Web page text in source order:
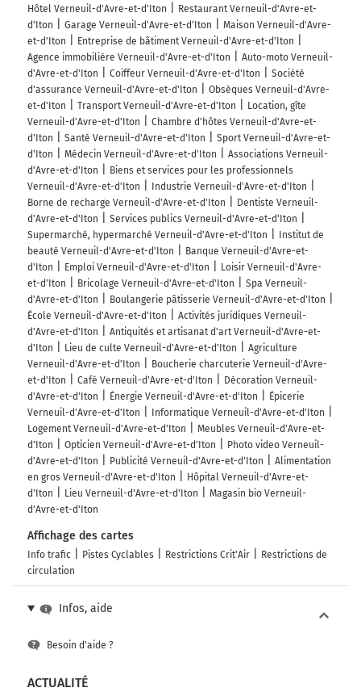
Hôtel Verneuil-d'Avre-et-d'Iton
Restaurant Verneuil-d'Avre-et-
d'Iton
Garage Verneuil-d'Avre-et-d'Iton
Maison Verneuil-d'Avre-
et-d'Iton
Entreprise de bâtiment Verneuil-d'Avre-et-d'Iton
Agence immobilière Verneuil-d'Avre-et-d'Iton
Auto-moto Verneuil-
d'Avre-et-d'Iton
Coiffeur Verneuil-d'Avre-et-d'Iton
Société
d'assurance Verneuil-d'Avre-et-d'Iton
Obsèques Verneuil-d'Avre-
et-d'Iton
Transport Verneuil-d'Avre-et-d'Iton
Location, gîte
Verneuil-d'Avre-et-d'Iton
Chambre d'hôtes Verneuil-d'Avre-et-
d'Iton
Santé Verneuil-d'Avre-et-d'Iton
Sport Verneuil-d'Avre-et-
d'Iton
Médecin Verneuil-d'Avre-et-d'Iton
Associations Verneuil-
d'Avre-et-d'Iton
Biens et services pour les professionnels
Verneuil-d'Avre-et-d'Iton
Industrie Verneuil-d'Avre-et-d'Iton
Borne de recharge Verneuil-d'Avre-et-d'Iton
Dentiste Verneuil-
d'Avre-et-d'Iton
Services publics Verneuil-d'Avre-et-d'Iton
Supermarché, hypermarché Verneuil-d'Avre-et-d'Iton
Institut de
beauté Verneuil-d'Avre-et-d'Iton
Banque Verneuil-d'Avre-et-
d'Iton
Emploi Verneuil-d'Avre-et-d'Iton
Loisir Verneuil-d'Avre-
et-d'Iton
Bricolage Verneuil-d'Avre-et-d'Iton
Spa Verneuil-
d'Avre-et-d'Iton
Boulangerie pâtisserie Verneuil-d'Avre-et-d'Iton
École Verneuil-d'Avre-et-d'Iton
Activités juridiques Verneuil-
d'Avre-et-d'Iton
Antiquités et artisanat d'art Verneuil-d'Avre-et-
d'Iton
Lieu de culte Verneuil-d'Avre-et-d'Iton
Agriculture
Verneuil-d'Avre-et-d'Iton
Boucherie charcuterie Verneuil-d'Avre-
et-d'Iton
Café Verneuil-d'Avre-et-d'Iton
Décoration Verneuil-
d'Avre-et-d'Iton
Énergie Verneuil-d'Avre-et-d'Iton
Épicerie
Verneuil-d'Avre-et-d'Iton
Informatique Verneuil-d'Avre-et-d'Iton
Logement Verneuil-d'Avre-et-d'Iton
Meubles Verneuil-d'Avre-et-
d'Iton
Opticien Verneuil-d'Avre-et-d'Iton
Photo video Verneuil-
d'Avre-et-d'Iton
Publicité Verneuil-d'Avre-et-d'Iton
Alimentation
en gros Verneuil-d'Avre-et-d'Iton
Hôpital Verneuil-d'Avre-et-
d'Iton
Lieu Verneuil-d'Avre-et-d'Iton
Magasin bio Verneuil-
d'Avre-et-d'Iton
Affichage des cartes
Info trafic Pistes Cyclables Restrictions Crit'Air
Restrictions de
circulation
Infos, aide
Besoin d'aide ?
ACTUALITÉ